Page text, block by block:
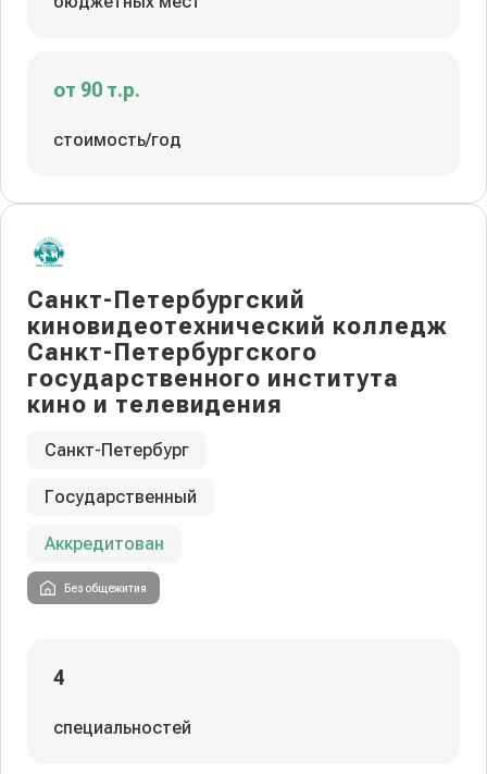
от 90 т.р.
стоимость/год
Санкт-Петербургский
киновидеотехнический колледж
Санкт-Петербургского
государственного института
кино и телевидения
Санкт-Петербург
Государственный
Аккредитован
Без общежития
4
специальностей